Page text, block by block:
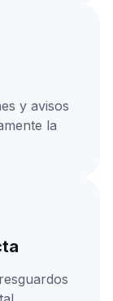
y avisos
la